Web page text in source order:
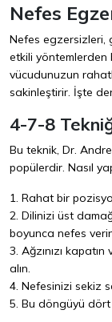
Nefes
Nefes egzersizleri,
etkili yöntemlerden
vücudunuzun
sakinleştirir. İşte
4-7-8
Bu teknik, Dr.
popülerdir. Nasıl
1. Rahat bir
2. Dilinizi üst
boyunca nefes
3. Ağzınızı
alın.
4. Nefesinizi sekiz
5. Bu döngüyü dört